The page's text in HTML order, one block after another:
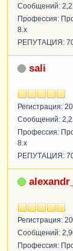
Сообщений:
Профессия:
8.x
РЕПУТАЦИЯ:
sali
Регистрация:
Сообщений:
Профессия:
8.x
РЕПУТАЦИЯ:
Регистрация:
Сообщений:
Профессия: